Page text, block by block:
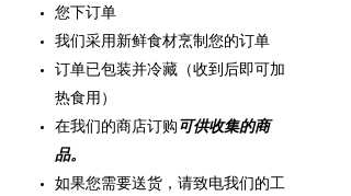
您下订单
我们采用新鲜食材烹制您的订单
订单已包装并冷藏（收到后即可加
热食用）
在我们的商店订购可供收集的商
品。
如果您需要送货，请致电我们的工